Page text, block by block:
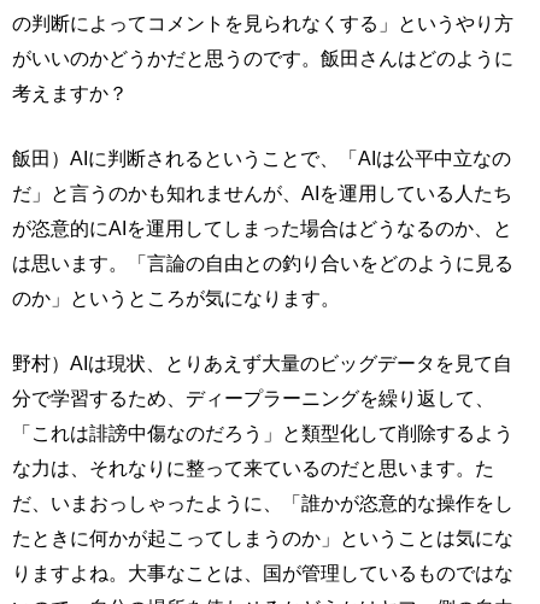
の判断によってコメントを見られなくする」というやり方
がいいのかどうかだと思うのです。飯田さんはどのように
考えますか？
飯田）AIに判断されるということで、「AIは公平中立なの
だ」と言うのかも知れませんが、AIを運用している人たち
が恣意的にAIを運用してしまった場合はどうなるのか、と
は思います。「言論の自由との釣り合いをどのように見る
のか」というところが気になります。
野村）AIは現状、とりあえず大量のビッグデータを見て自
分で学習するため、ディープラーニングを繰り返して、
「これは誹謗中傷なのだろう」と類型化して削除するよう
な力は、それなりに整って来ているのだと思います。た
だ、いまおっしゃったように、「誰かが恣意的な操作をし
たときに何かが起こってしまうのか」ということは気にな
りますよね。大事なことは、国が管理しているものではな